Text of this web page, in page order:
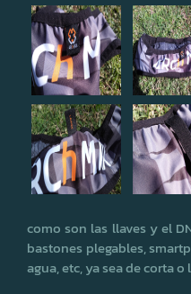
como son las llaves y el
bastones plegables,
agua, etc, ya sea de corta o